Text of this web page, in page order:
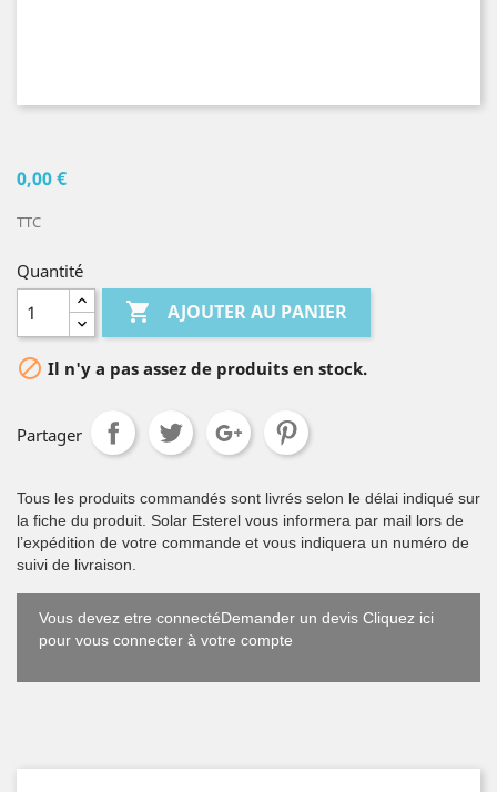
0,00 €
TTC
Quantité
 AJOUTER AU PANIER
 Il n'y a pas assez de produits en stock.
Partager
Tous les produits commandés sont livrés selon le délai indiqué sur
la fiche du produit. Solar Esterel vous informera par mail lors de
l’expédition de votre commande et vous indiquera un numéro de
suivi de livraison.
Vous devez etre connectéDemander un devis Cliquez ici
pour vous connecter à votre compte